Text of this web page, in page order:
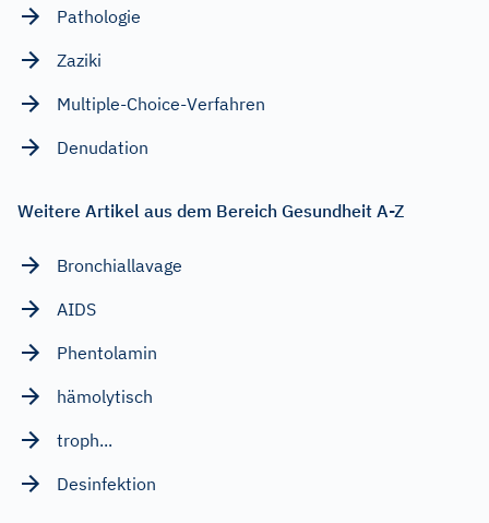
Pathologie
Zaziki
Multiple-Choice-Verfahren
Denudation
Weitere Artikel aus dem Bereich Gesundheit A-Z
Bronchiallavage
AIDS
Phentolamin
hämolytisch
troph...
Desinfektion